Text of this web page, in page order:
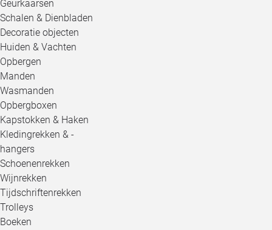
Geurkaarsen
Schalen & Dienbladen
Decoratie objecten
Huiden & Vachten
Opbergen
Manden
Wasmanden
Opbergboxen
Kapstokken & Haken
Kledingrekken & -
hangers
Schoenenrekken
Wijnrekken
Tijdschriftenrekken
Trolleys
Boeken